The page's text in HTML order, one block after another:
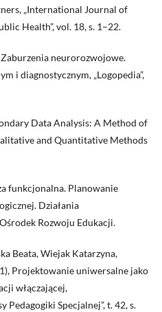
„International Journal of
Health”, vol. 18, s. 1–22.
Zaburzenia neurorozwojowe.
i diagnostycznym, „Logopedia”,
Data Analysis: A Method of
and Quantitative Methods
funkcjonalna. Planowanie
Działania
Rozwoju Edukacji.
Beata, Wiejak Katarzyna,
Projektowanie uniwersalne jako
włączającej,
Pedagogiki Specjalnej”, t. 42, s.